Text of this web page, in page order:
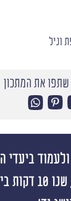
וניל
את המתכון
ביעדי
שלכם תוך 10 ימים, שנו